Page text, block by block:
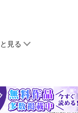
見る